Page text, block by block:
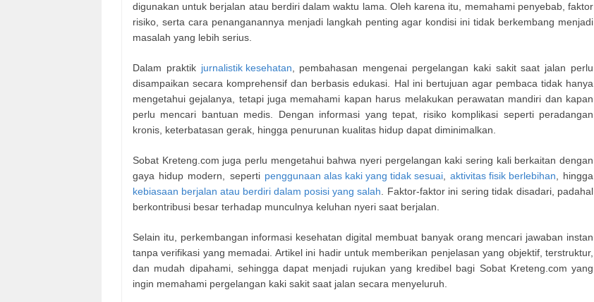
digunakan untuk berjalan atau berdiri dalam waktu lama. Oleh karena itu, memahami penyebab, faktor
risiko, serta cara penanganannya menjadi langkah penting agar kondisi ini tidak berkembang menjadi
masalah yang lebih serius.
Dalam praktik jurnalistik kesehatan , pembahasan mengenai pergelangan kaki sakit saat jalan perlu
disampaikan secara komprehensif dan berbasis edukasi. Hal ini bertujuan agar pembaca tidak hanya
mengetahui gejalanya, tetapi juga memahami kapan harus melakukan perawatan mandiri dan kapan
perlu mencari bantuan medis. Dengan informasi yang tepat, risiko komplikasi seperti peradangan
kronis, keterbatasan gerak, hingga penurunan kualitas hidup dapat diminimalkan.
Sobat Kreteng.com juga perlu mengetahui bahwa nyeri pergelangan kaki sering kali berkaitan dengan
gaya hidup modern, seperti penggunaan alas kaki yang tidak sesuai, aktivitas fisik berlebihan , hingga
kebiasaan berjalan atau berdiri dalam posisi yang salah . Faktor-faktor ini sering tidak disadari, padahal
berkontribusi besar terhadap munculnya keluhan nyeri saat berjalan.
Selain itu, perkembangan informasi kesehatan digital membuat banyak orang mencari jawaban instan
tanpa verifikasi yang memadai. Artikel ini hadir untuk memberikan penjelasan yang objektif, terstruktur,
dan mudah dipahami, sehingga dapat menjadi rujukan yang kredibel bagi Sobat Kreteng.com yang
ingin memahami pergelangan kaki sakit saat jalan secara menyeluruh.